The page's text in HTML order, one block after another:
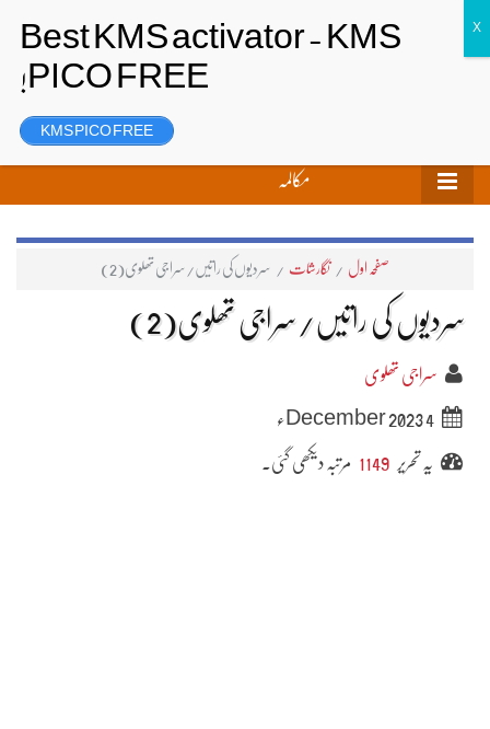
رجسٹر
مکالمہ
صفحہ اول / نگارشات / سردیوں کی راتیں/سراجی تھلوی(2)
سردیوں کی راتیں/سراجی تھلوی(2)
سراجی تھلوی
4 December 2023ء
یہ تحریر 1149 مرتبہ دیکھی گئی۔
KMS PICO FREE